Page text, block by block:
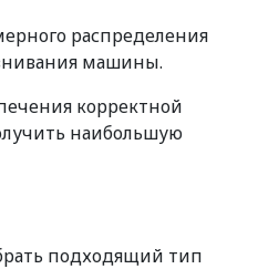
распределения
машины.
корректной
наибольшую
подходящий тип